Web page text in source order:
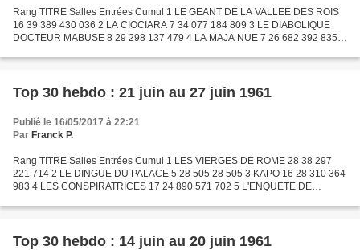
Rang TITRE Salles Entrées Cumul 1 LE GEANT DE LA VALLEE DES ROIS
16 39 389 430 036 2 LA CIOCIARA 7 34 077 184 809 3 LE DIABOLIQUE
DOCTEUR MABUSE 8 29 298 137 479 4 LA MAJA NUE 7 26 682 392 835 5
CRISTO...
Top 30 hebdo : 21 juin au 27 juin 1961
Publié le 16/05/2017 à 22:21
Par Franck P.
Rang TITRE Salles Entrées Cumul 1 LES VIERGES DE ROME 28 38 297
221 714 2 LE DINGUE DU PALACE 5 28 505 28 505 3 KAPO 16 28 310 364
983 4 LES CONSPIRATRICES 17 24 890 571 702 5 L'ENQUETE DE
23...
Top 30 hebdo : 14 juin au 20 juin 1961